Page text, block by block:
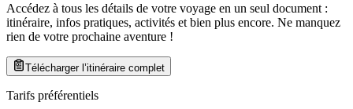
Accédez à tous les détails de votre voyage en un seul document :
itinéraire, infos pratiques, activités et bien plus encore. Ne manquez
rien de votre prochaine aventure !
Télécharger l’itinéraire complet
Tarifs préférentiels